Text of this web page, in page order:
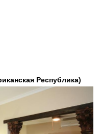
Республика)